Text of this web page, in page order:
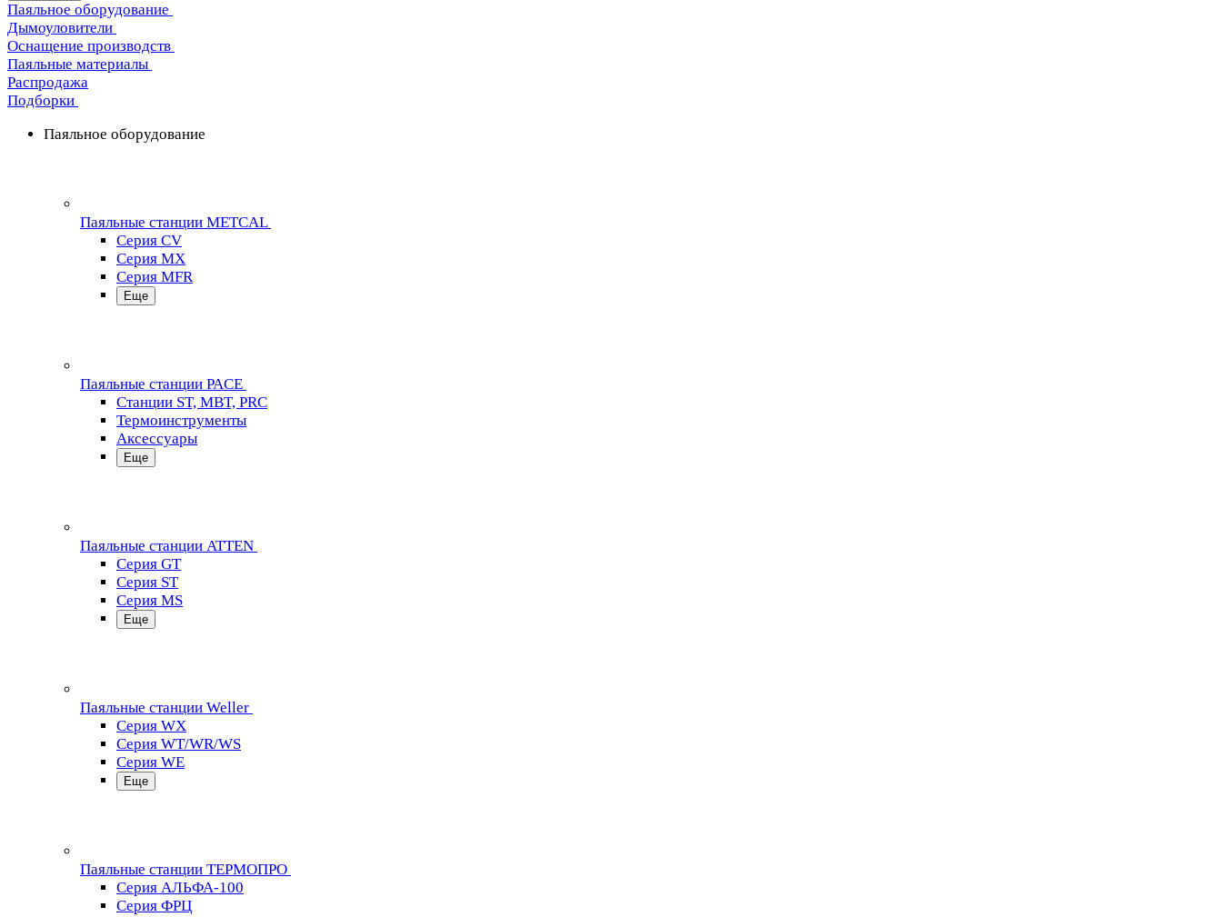
Паяльное оборудование
Дымоуловители
Оснащение производств
Паяльные материалы
Распродажа
Подборки
Паяльное оборудование
Паяльные станции METCAL
Серия CV
Серия MX
Серия MFR
Еще
Паяльные станции PACE
Станции ST, MBT, PRC
Термоинструменты
Аксессуары
Еще
Паяльные станции ATTEN
Серия GT
Серия ST
Серия MS
Еще
Паяльные станции Weller
Серия WX
Серия WT/WR/WS
Серия WE
Еще
Паяльные станции ТЕРМОПРО
Серия АЛЬФА-100
Серия ФРЦ